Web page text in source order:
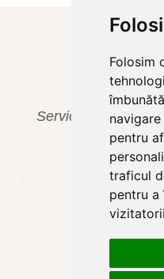
Folosim
pentru
traficul
pentru a
nota 10 și o echipă
Vă recomand din suflet!